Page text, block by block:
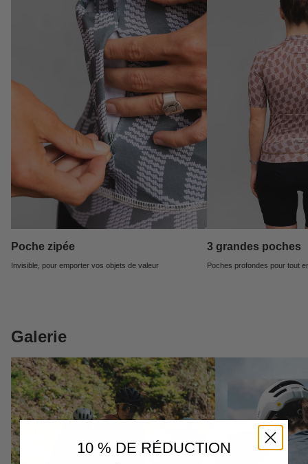
Poche zipée
Invisible, pour emporter vos objets de valeur
3 grandes poches
Poches profondes pour tout
Galerie
10 % DE RÉDUCTION